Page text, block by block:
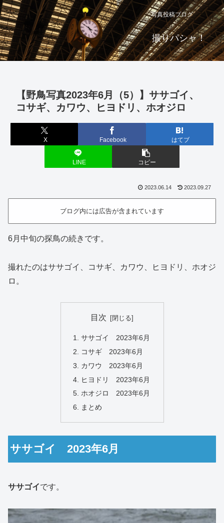
写真投稿ブログ
撮りパシャ！
【野鳥写真2023年6月（5）】ササゴイ、
コサギ、カワウ、ヒヨドリ、ホオジロ
X Facebook はてブ
LINE コピー
2023.06.14 2023.09.27
ブログ内には広告が含まれています
6月中旬の探鳥の続きです。
撮れたのはササゴイ、コサギ、カワウ、ヒヨドリ、ホオジ
ロ。
目次
ササゴイ 2023年6月
コサギ 2023年6月
カワウ 2023年6月
ヒヨドリ 2023年6月
ホオジロ 2023年6月
まとめ
ササゴイ 2023年6月
ササゴイです。